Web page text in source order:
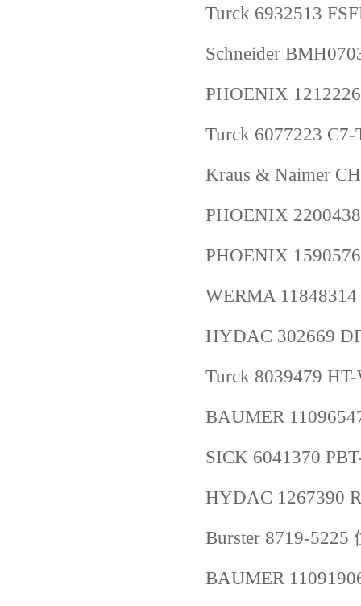
Turck 6932513
Schneider
PHOENIX 1212226
Turck 6077223
Kraus & Naimer
PHOENIX 2200438
PHOENIX 1590576
WERMA
HYDAC 302669
Turck 8039479
BAUMER
SICK 6041370
HYDAC 1267390
Burster 8719-5225
BAUMER